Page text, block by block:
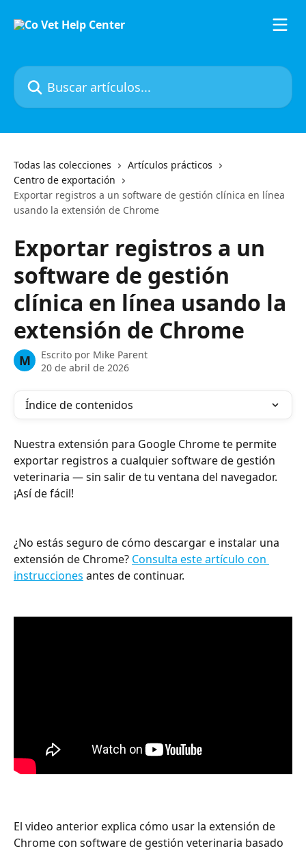
Buscar artículos...
Todas las colecciones
Artículos prácticos
Centro de exportación
Exportar registros a un software de gestión clínica en línea
usando la extensión de Chrome
Exportar registros a un
software de gestión
clínica en línea usando la
extensión de Chrome
M Escrito por Mike Parent
20 de abril de 2026
Índice de contenidos
Nuestra extensión para Google Chrome te permite
exportar registros a cualquier software de gestión
veterinaria — sin salir de tu ventana del navegador.
¡Así de fácil!
¿No estás seguro de cómo descargar e instalar una
extensión de Chrome? Consulta este artículo con
instrucciones antes de continuar.
El video anterior explica cómo usar la extensión de
Chrome con software de gestión veterinaria basado